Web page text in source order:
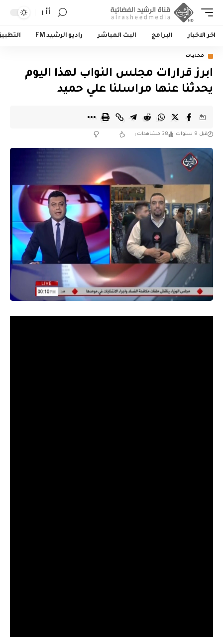
أأ
اخر الاخبار البرامج البث المباشر راديو الرشيد FM
محليات
ابرز قرارات مجلس النواب لهذا اليوم
يحدثنا عنها مراسلنا علي حميد
قبل 9 سنوات 38 مشاهدات